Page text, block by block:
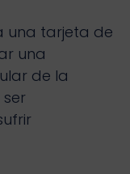
una tarjeta de
una
de la